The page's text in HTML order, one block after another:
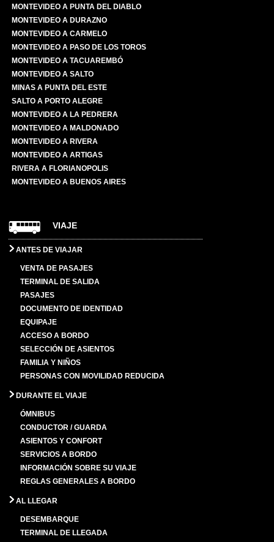
MONTEVIDEO A PUNTA DEL DIABLO
MONTEVIDEO A DURAZNO
MONTEVIDEO A CARMELO
MONTEVIDEO A PASO DE LOS TOROS
MONTEVIDEO A TACUAREMBÓ
MONTEVIDEO A SALTO
MINAS A PUNTA DEL ESTE
SALTO A PORTO ALEGRE
MONTEVIDEO A LA PEDRERA
MONTEVIDEO A MALDONADO
MONTEVIDEO A RIVERA
MONTEVIDEO A ARTIGAS
RIVERA A FLORIANOPOLIS
MONTEVIDEO A BUENOS AIRES
VIAJE
ANTES DE VIAJAR
VENTA DE PASAJES
TERMINAL DE SALIDA
PASAJES
DOCUMENTO DE IDENTIDAD
EQUIPAJE
ACCESO A BORDO
SELECCIÓN DE ASIENTOS
FAMILIA Y NIÑOS
PERSONAS CON MOVILIDAD REDUCIDA
DURANTE EL VIAJE
ÓMNIBUS
CONDUCTOR / GUARDA
ASIENTOS Y CONFORT
SERVICIOS A BORDO
INFORMACIÓN SOBRE SU VIAJE
REGLAS GENERALES A BORDO
AL LLEGAR
DESEMBARQUE
TERMINAL DE LLEGADA